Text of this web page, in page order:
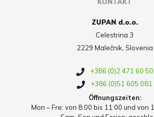
ZUPAN d.o.o.
Celestrina 3
2229 Malečnik, Slovenia
+386 (0)2 471 60 50
+386 (0)51 605 081
Öffnungszeiten:
Mon – Fre: von 8:00 bis 11:00 und von